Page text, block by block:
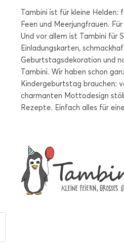
Tambini ist für kleine Helden:
Feen und Meerjungfrauen.
Und vor allem ist Tambini für
Einladungskarten,
Geburtstagsdekoration und
Tambini. Wir haben schon
Kindergeburtstag brauchen:
charmanten Mottodesign
Rezepte. Einfach alles für